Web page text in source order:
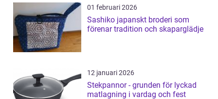
01 februari 2026
Sashiko japanskt broderi som
förenar tradition och skaparglädje
12 januari 2026
Stekpannor - grunden för lyckad
matlagning i vardag och fest